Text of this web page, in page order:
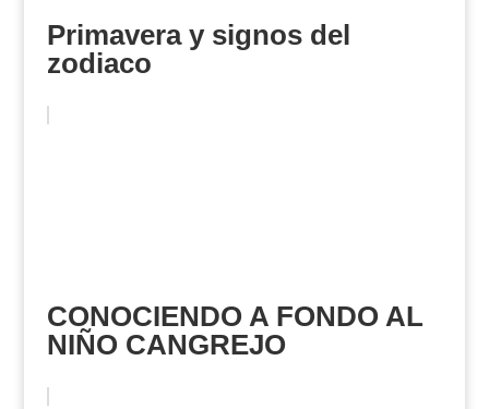
Primavera y signos del
zodiaco
CONOCIENDO A FONDO AL
NIÑO CANGREJO